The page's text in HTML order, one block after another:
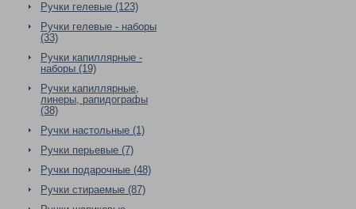
Ручки гелевые (123)
Ручки гелевые - наборы
(33)
Ручки капиллярные -
наборы (19)
Ручки капиллярные,
линеры, рапидографы
(38)
Ручки настольные (1)
Ручки перьевые (7)
Ручки подарочные (48)
Ручки стираемые (87)